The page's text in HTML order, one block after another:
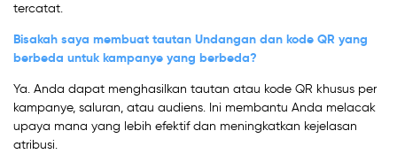
tercatat.
Bisakah saya membuat tautan Undangan dan kode QR yang
berbeda untuk kampanye yang berbeda?
Ya. Anda dapat menghasilkan tautan atau kode QR khusus per
kampanye, saluran, atau audiens. Ini membantu Anda melacak
upaya mana yang lebih efektif dan meningkatkan kejelasan
atribusi.